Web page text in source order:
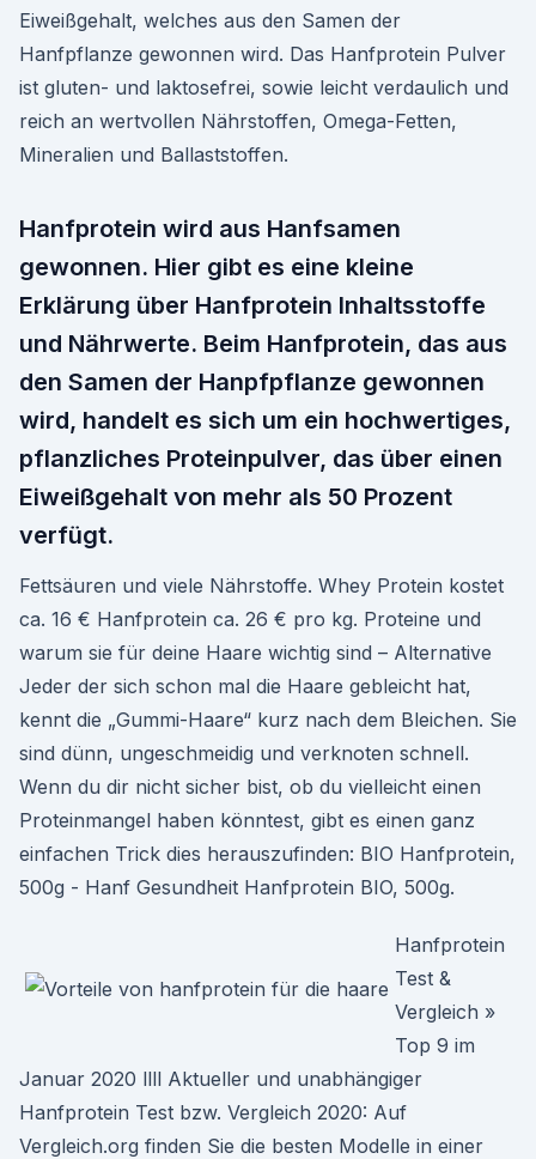
Eiweißgehalt, welches aus den Samen der
Hanfpflanze gewonnen wird. Das Hanfprotein Pulver
ist gluten- und laktosefrei, sowie leicht verdaulich und
reich an wertvollen Nährstoffen, Omega-Fetten,
Mineralien und Ballaststoffen.
Hanfprotein wird aus Hanfsamen
gewonnen. Hier gibt es eine kleine
Erklärung über Hanfprotein Inhaltsstoffe
und Nährwerte. Beim Hanfprotein, das aus
den Samen der Hanpfpflanze gewonnen
wird, handelt es sich um ein hochwertiges,
pflanzliches Proteinpulver, das über einen
Eiweißgehalt von mehr als 50 Prozent
verfügt.
Fettsäuren und viele Nährstoffe. Whey Protein kostet
ca. 16 € Hanfprotein ca. 26 € pro kg. Proteine und
warum sie für deine Haare wichtig sind – Alternative
Jeder der sich schon mal die Haare gebleicht hat,
kennt die „Gummi-Haare“ kurz nach dem Bleichen. Sie
sind dünn, ungeschmeidig und verknoten schnell.
Wenn du dir nicht sicher bist, ob du vielleicht einen
Proteinmangel haben könntest, gibt es einen ganz
einfachen Trick dies herauszufinden: BIO Hanfprotein,
500g - Hanf Gesundheit Hanfprotein BIO, 500g.
Hanfprotein
Test &
Vergleich »
Top 9 im
Januar 2020 llll Aktueller und unabhängiger
Hanfprotein Test bzw. Vergleich 2020: Auf
Vergleich.org finden Sie die besten Modelle in einer